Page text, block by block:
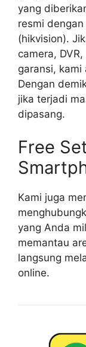
yang
resmi
(hikvision).
camera,
garansi, kami
Dengan
jika terjadi
dipasang.
Free
Kami juga
yang Anda
memantau
langsung
online.